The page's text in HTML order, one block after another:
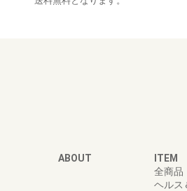
ABOUT
ITEM
全商品
ヘルス